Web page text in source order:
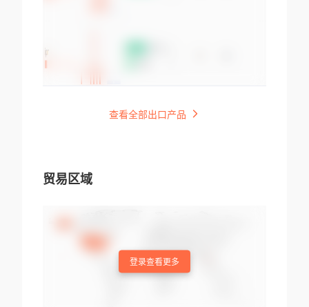
查看全部出口产品
贸易区域
登录查看更多